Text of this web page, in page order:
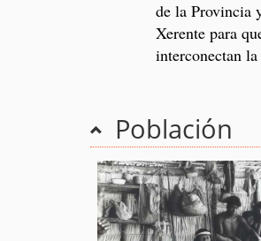
de la Provincia
Xerente para
interconectan
Población